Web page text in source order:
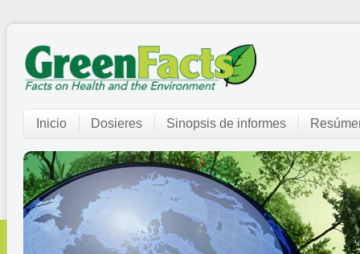
Inicio Dosieres Sinopsis de informes